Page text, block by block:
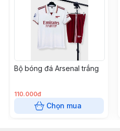
Bộ bóng đá Arsenal trắng
110.000đ
Chọn mua